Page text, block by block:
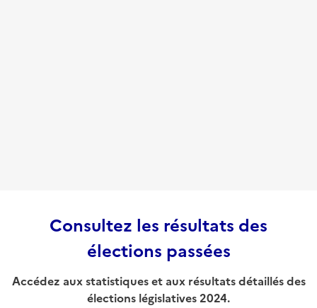
Consultez les résultats des
élections passées
Accédez aux statistiques et aux résultats détaillés des
élections législatives 2024.